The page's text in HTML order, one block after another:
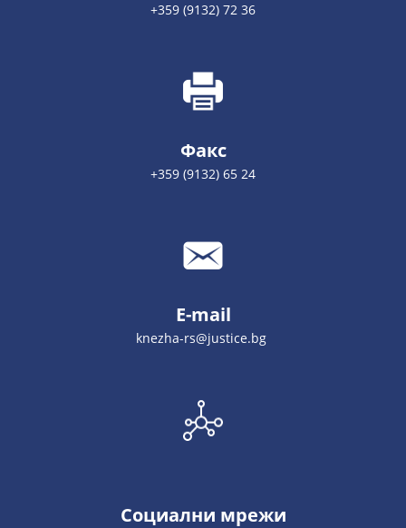
+359 (9132) 72 36
Факс
+359 (9132) 65 24
E-mail
knezha-rs@justice.bg
Социални мрежи